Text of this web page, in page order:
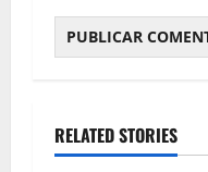
RELATED STORIES